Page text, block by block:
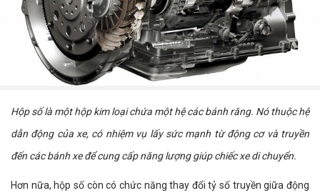
Hộp số là một hộp kim loại chứa một hệ các bánh răng. Nó thuộc hệ
dẫn động của xe, có nhiệm vụ lấy sức mạnh từ động cơ và truyền
đến các bánh xe để cung cấp năng lượng giúp chiếc xe di chuyển.
Hơn nữa, hộp số còn có chức năng thay đổi tỷ số truyền giữa động